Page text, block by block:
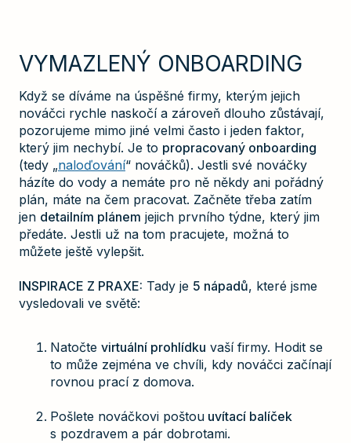
VYMAZLENÝ ONBOARDING
Když se díváme na úspěšné firmy, kterým jejich
nováčci rychle naskočí a zároveň dlouho zůstávají,
pozorujeme mimo jiné velmi často i jeden faktor,
který jim nechybí. Je to propracovaný onboarding
(tedy „naloďování“ nováčků). Jestli své nováčky
házíte do vody a nemáte pro ně někdy ani pořádný
plán, máte na čem pracovat. Začněte třeba zatím
jen detailním plánem jejich prvního týdne, který jim
předáte. Jestli už na tom pracujete, možná to
můžete ještě vylepšit.
INSPIRACE Z PRAXE: Tady je 5 nápadů, které jsme
vysledovali ve světě:
Natočte virtuální prohlídku vaší firmy. Hodit se
to může zejména ve chvíli, kdy nováčci začínají
rovnou prací z domova.
Pošlete nováčkovi poštou uvítací balíček
s pozdravem a pár dobrotami.